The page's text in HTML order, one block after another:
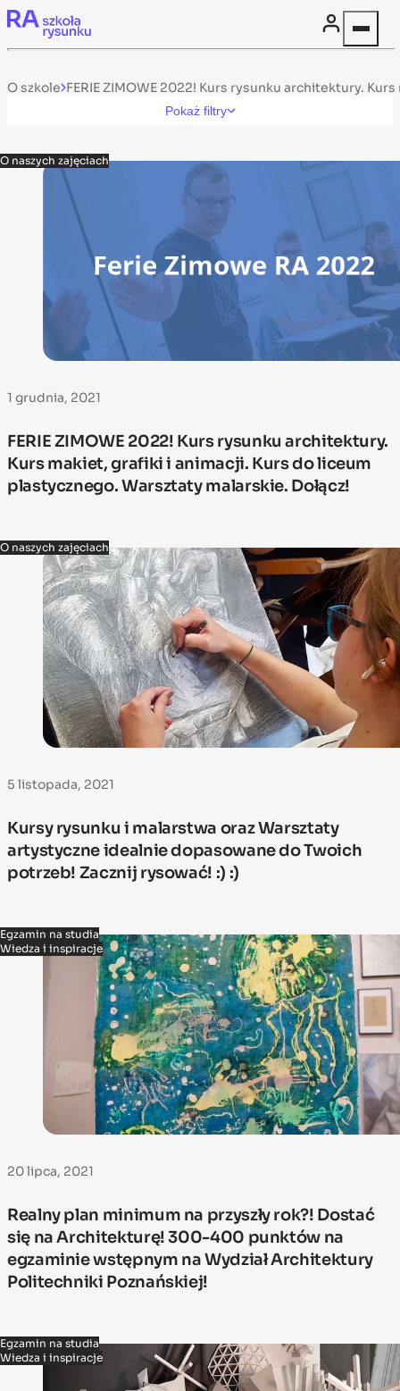
Skip to content
O szkole FERIE ZIMOWE 2022! Kurs rysunku architektury.
Pokaż filtry
O naszych zajęciach
1 grudnia, 2021
FERIE ZIMOWE 2022! Kurs rysunku architektury.
Kurs makiet, grafiki i animacji. Kurs do liceum
plastycznego. Warsztaty malarskie. Dołącz!
O naszych zajęciach
5 listopada, 2021
Kursy rysunku i malarstwa oraz Warsztaty
artystyczne idealnie dopasowane do Twoich
potrzeb! Zacznij rysować! :) :)
Egzamin na studia
Wiedza i inspiracje
20 lipca, 2021
Realny plan minimum na przyszły rok?! Dostać
się na Architekturę! 300-400 punktów na
egzaminie wstępnym na Wydział Architektury
Politechniki Poznańskiej!
Egzamin na studia
Wiedza i inspiracje